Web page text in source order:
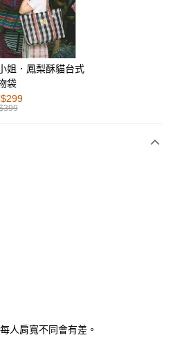
上)免運費
上)免運費
上)免運費
上)免運費
姐．鳳梨酥貓台式
袋
人肩寬不同會有差。